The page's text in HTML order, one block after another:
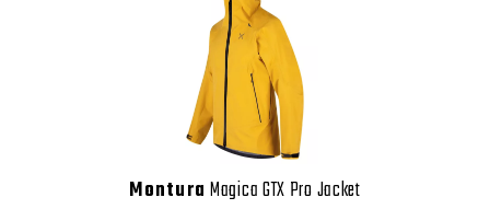
Montura Magica GTX Pro Jacket